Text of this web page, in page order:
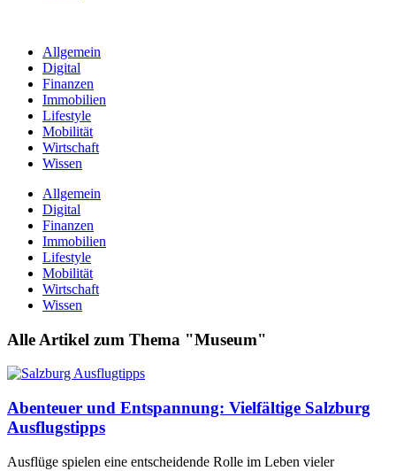
Allgemein
Digital
Finanzen
Immobilien
Lifestyle
Mobilität
Wirtschaft
Wissen
Allgemein
Digital
Finanzen
Immobilien
Lifestyle
Mobilität
Wirtschaft
Wissen
Alle Artikel zum Thema "Museum"
Abenteuer und Entspannung: Vielfältige Salzburg
Ausflugstipps
Ausflüge spielen eine entscheidende Rolle im Leben vieler